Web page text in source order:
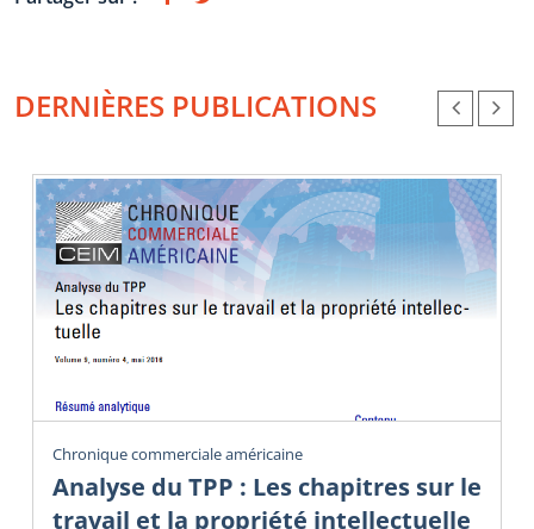
DERNIÈRES PUBLICATIONS
Chronique commerciale américaine
Analyse du TPP : Les chapitres sur le
travail et la propriété intellectuelle